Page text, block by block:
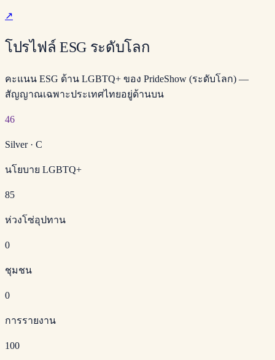
↗
โปรไฟล์ ESG ระดับโลก
คะแนน ESG ด้าน LGBTQ+ ของ PrideShow (ระดับโลก) —
สัญญาณเฉพาะประเทศไทยอยู่ด้านบน
46
Silver· C
นโยบาย LGBTQ+
85
ห่วงโซ่อุปทาน
0
ชุมชน
0
การรายงาน
100